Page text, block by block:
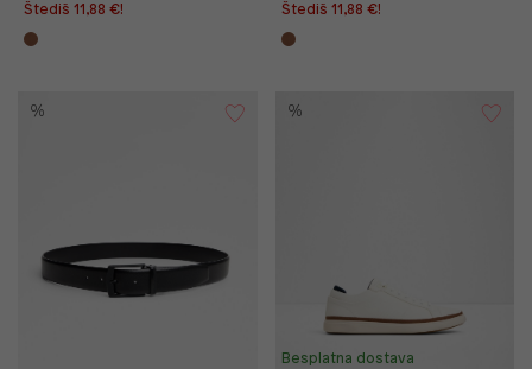
Štediš 11,88 €!
Štediš 11,88 €!
%
Besplatna dostava
%